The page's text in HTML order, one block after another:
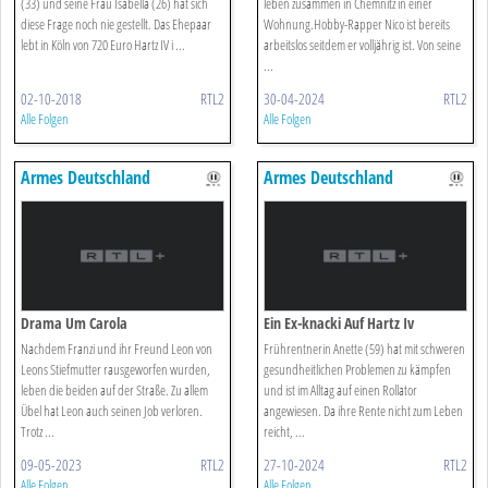
diese Frage noch nie gestellt. Das Ehepaar
lebt in Köln von 720 Euro Hartz IV i ...
02-10-2018 RTL2
Alle Folgen
Wohnung.Hobby-Rapper Nico ist bereits
arbeitslos seitdem er volljährig ist. Von seine
...
30-04-2024 RTL2
Alle Folgen
Armes Deutschland
Drama Um Carola
Nachdem Franzi und ihr Freund Leon von
Leons Stiefmutter rausgeworfen wurden,
leben die beiden auf der Straße. Zu allem
Übel hat Leon auch seinen Job verloren.
Trotz ...
09-05-2023 RTL2
Armes Deutschland
Ein Ex-knacki Auf Hartz Iv
Frührentnerin Anette (59) hat mit schweren
gesundheitlichen Problemen zu kämpfen
und ist im Alltag auf einen Rollator
angewiesen. Da ihre Rente nicht zum Leben
reicht, ...
27-10-2024 RTL2